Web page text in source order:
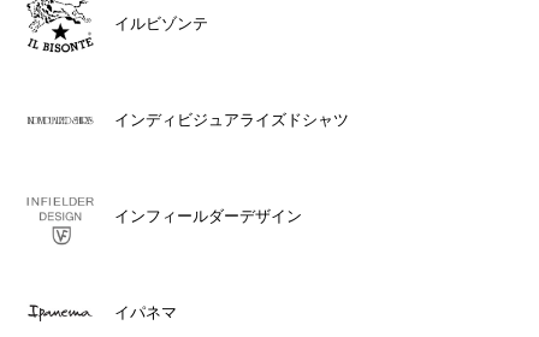
イルビゾンテ
インディビジュアライズドシャツ
インフィールダーデザイン
イパネマ